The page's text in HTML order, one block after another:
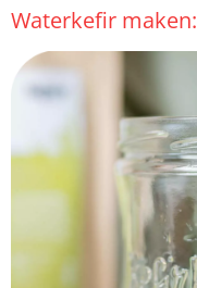
Waterkefir maken: